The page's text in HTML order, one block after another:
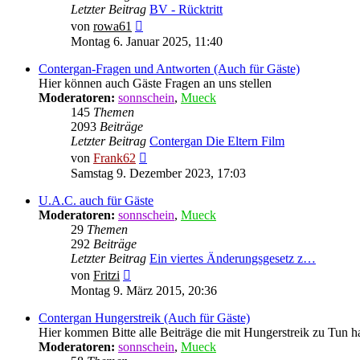
Letzter Beitrag BV - Rücktritt
von rowa61
Beitrag
Montag 6. Januar 2025, 11:40
Contergan-Fragen und Antworten (Auch für Gäste)
Hier können auch Gäste Fragen an uns stellen
Moderatoren: sonnschein, Mueck
145 Themen
2093 Beiträge
Letzter Beitrag Contergan Die Eltern Film
von Frank62
Beitrag
Samstag 9. Dezember 2023, 17:03
U.A.C. auch für Gäste
Moderatoren: sonnschein, Mueck
29 Themen
292 Beiträge
Letzter Beitrag Ein viertes Änderungsgesetz z…
von Fritzi
Beitrag
Montag 9. März 2015, 20:36
Contergan Hungerstreik (Auch für Gäste)
Hier kommen Bitte alle Beiträge die mit Hungerstreik zu Tun
Moderatoren: sonnschein, Mueck